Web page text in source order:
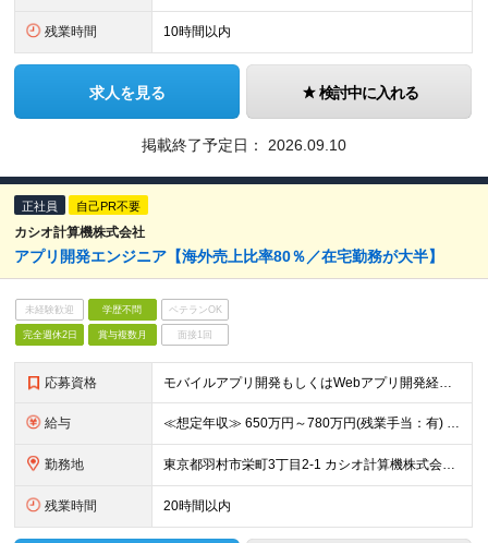
残業時間 10時間以内
求人を見る 検討中に入れる
掲載終了予定日： 2026.09.10
正社員 自己PR不要
カシオ計算機株式会社
アプリ開発エンジニア【海外売上比率80％／在宅勤務が大半】
未経験歓迎 学歴不問 ベテランOK
完全週休2日 賞与複数月 面接1回
応募資格 モバイルアプリ開発もしくはWebアプリ開発経験（バックエンド含む）をお持ちの方
給与 ≪想定年収≫ 650万円～780万円(残業手当：有) ※待遇はスキル、経験に応じて個別に決定致します。 ※基本給＋賞与（年2回）、別途残業代、諸手当を支給 ※試用期間3ヶ月あり（期間中の待遇に差異はあ
勤務地 東京都羽村市栄町3丁目2-1 カシオ計算機株式会社 羽村技術センター ※転勤は当面ありません。 ※在宅勤務が大半 ※(変更の範囲)会社の定める勤務地
残業時間 20時間以内